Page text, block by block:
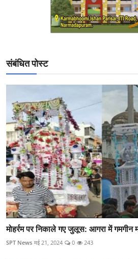
संबंधित पोस्ट
मोहर्रम पर निकाले गए जुलूस: आगरा में गमगीन
SPT News मई 21, 2024 0 243